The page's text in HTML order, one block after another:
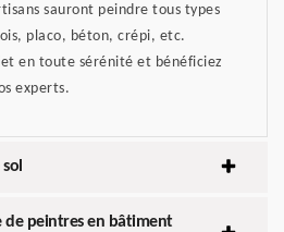
sauront peindre tous types
placo, béton, crépi, etc.
en toute sérénité et bénéficiez
experts.
de peintres en bâtiment